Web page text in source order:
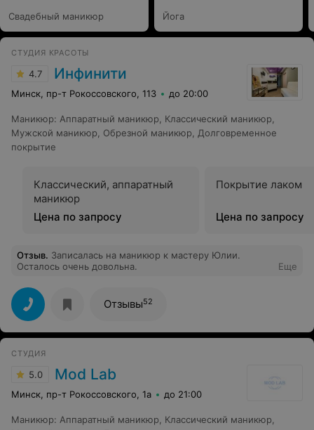
Свадебный маникюр Йога
СТУДИЯ КРАСОТЫ
4.7 Инфинити
Минск, пр-т Рокоссовского, 113 до 20:00
Маникюр: Аппаратный маникюр, Классический маникюр,
Мужской маникюр, Обрезной маникюр, Долговременное
покрытие
Классический, аппаратный
маникюр
Цена по запросу
Покрытие лаком
Цена по запросу
Отзыв. Записалась на маникюр к мастеру Юлии.
Осталось очень довольна.
Еще
Отзывы52
СТУДИЯ
5.0 Mod Lab
Минск, пр-т Рокоссовского, 1а до 21:00
Маникюр: Аппаратный маникюр, Классический маникюр,